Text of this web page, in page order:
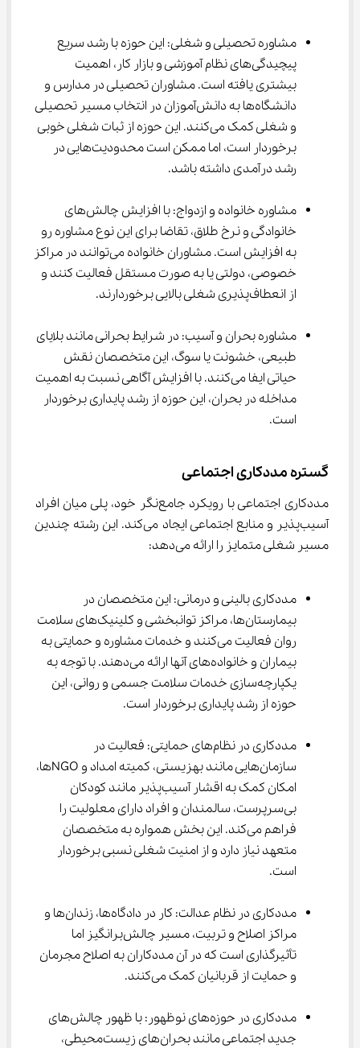
مشاوره تحصیلی و شغلی: این حوزه با رشد سریع
پیچیدگی‌های نظام آموزشی و بازار کار، اهمیت
بیشتری یافته است. مشاوران تحصیلی در مدارس و
دانشگاه‌ها به دانش‌آموزان در انتخاب مسیر تحصیلی
و شغلی کمک می‌کنند. این حوزه از ثبات شغلی خوبی
برخوردار است، اما ممکن است محدودیت‌هایی در
رشد درآمدی داشته باشد.
مشاوره خانواده و ازدواج: با افزایش چالش‌های
خانوادگی و نرخ طلاق، تقاضا برای این نوع مشاوره رو
به افزایش است. مشاوران خانواده می‌توانند در مراکز
خصوصی، دولتی یا به صورت مستقل فعالیت کنند و
از انعطاف‌پذیری شغلی بالایی برخوردارند.
مشاوره بحران و آسیب: در شرایط بحرانی مانند بلایای
طبیعی، خشونت یا سوگ، این متخصصان نقش
حیاتی ایفا می‌کنند. با افزایش آگاهی نسبت به اهمیت
مداخله در بحران، این حوزه از رشد پایداری برخوردار
است.
گستره مددکاری اجتماعی
مددکاری اجتماعی با رویکرد جامع‌نگر خود، پلی میان افراد
آسیب‌پذیر و منابع اجتماعی ایجاد می‌کند. این رشته چندین
مسیر شغلی متمایز را ارائه می‌دهد:
مددکاری بالینی و درمانی: این متخصصان در
بیمارستان‌ها، مراکز توانبخشی و کلینیک‌های سلامت
روان فعالیت می‌کنند و خدمات مشاوره و حمایتی به
بیماران و خانواده‌های آنها ارائه می‌دهند. با توجه به
یکپارچه‌سازی خدمات سلامت جسمی و روانی، این
حوزه از رشد پایداری برخوردار است.
مددکاری در نظام‌های حمایتی: فعالیت در
سازمان‌هایی مانند بهزیستی، کمیته امداد و NGOها،
امکان کمک به اقشار آسیب‌پذیر مانند کودکان
بی‌سرپرست، سالمندان و افراد دارای معلولیت را
فراهم می‌کند. این بخش همواره به متخصصان
متعهد نیاز دارد و از امنیت شغلی نسبی برخوردار
است.
مددکاری در نظام عدالت: کار در دادگاه‌ها، زندان‌ها و
مراکز اصلاح و تربیت، مسیر چالش‌برانگیز اما
تأثیرگذاری است که در آن مددکاران به اصلاح مجرمان
و حمایت از قربانیان کمک می‌کنند.
مددکاری در حوزه‌های نوظهور: با ظهور چالش‌های
جدید اجتماعی مانند بحران‌های زیست‌محیطی،